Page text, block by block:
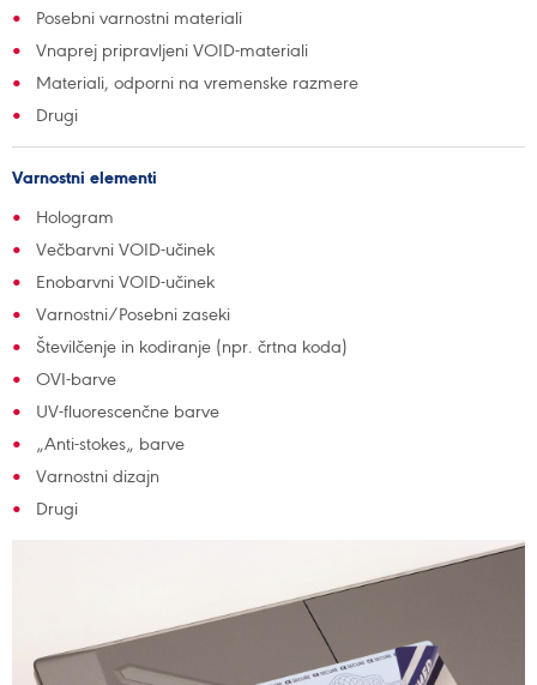
Posebni varnostni materiali
Vnaprej pripravljeni VOID-materiali
Materiali, odporni na vremenske razmere
Drugi
Varnostni elementi
Hologram
Večbarvni VOID-učinek
Enobarvni VOID-učinek
Varnostni/Posebni zaseki
Številčenje in kodiranje (npr. črtna koda)
OVI-barve
UV-fluorescenčne barve
„Anti-stokes„ barve
Varnostni dizajn
Drugi